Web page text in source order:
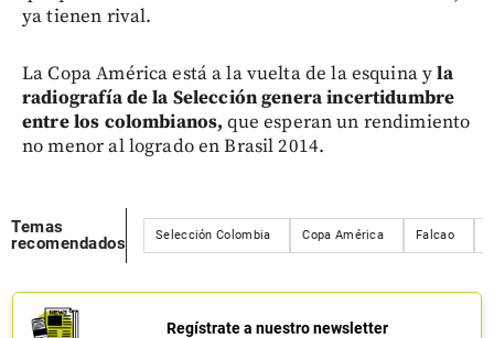
ya tienen rival.
La Copa América está a la vuelta de la esquina yla
radiografía de la Selección genera incertidumbre
entre los colombianos, que esperan un rendimiento
no menor al logrado en Brasil 2014.
Temas
recomendados
Selección Colombia Copa América Falcao
Regístrate a nuestro newsletter